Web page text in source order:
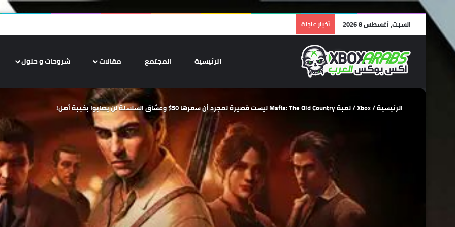
السبت, أغسطس 8 2026 أخبار عاجلة
الرئيسية المجتمع مقالات شروحات و حلول
الرئيسية/
Xbox
/لعبة Mafia: The Old Country ليست قصيرة لمجرد أن سعرها 50$ وعشاق السلسلة لن يصابوا بخيبة أمل!